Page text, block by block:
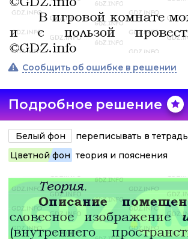
Сообщить об ошибке в решении
Подробное решение
Белый фон
переписывать в тетрадь
Цветной фон теория и пояснения